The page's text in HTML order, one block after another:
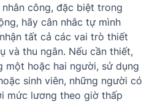
công, đặc biệt trong
hãy cân nhắc tự mình
tất cả các vai trò thiết
và thu ngân. Nếu cần thiết,
một hoặc hai người, sử dụng
sinh viên, những người có
mức lương theo giờ thấp